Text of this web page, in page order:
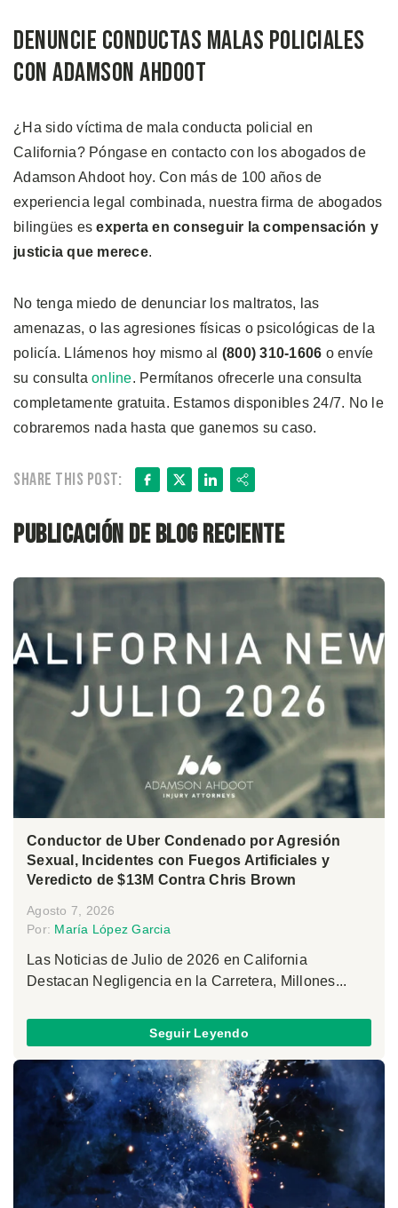
Denuncie Conductas Malas Policiales
con Adamson Ahdoot
¿Ha sido víctima de mala conducta policial en
California? Póngase en contacto con los abogados de
Adamson Ahdoot hoy. Con más de 100 años de
experiencia legal combinada, nuestra firma de abogados
bilingües esexperta en conseguir la compensación y
justicia que merece.
No tenga miedo de denunciar los maltratos, las
amenazas, o las agresiones físicas o psicológicas de la
policía. Llámenos hoy mismo al (800) 310-1606 o envíe
su consulta online. Permítanos ofrecerle una consulta
completamente gratuita. Estamos disponibles 24/7. No le
cobraremos nada hasta que ganemos su caso.
Share this post: Facebook
X LinkedIn
Share
Publicación de blog reciente
Conductor de Uber Condenado por Agresión
Sexual, Incidentes con Fuegos Artificiales y
Veredicto de $13M Contra Chris Brown
Agosto 7, 2026
Por: María López Garcia
Las Noticias de Julio de 2026 en California
Destacan Negligencia en la Carretera, Millones...
Seguir Leyendo